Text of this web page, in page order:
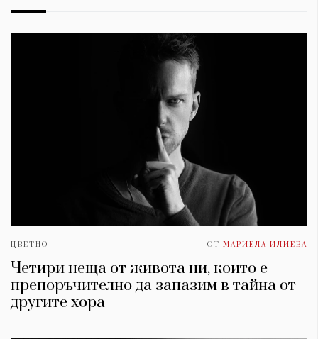
ЦВЕТНО ОТ МАРИЕЛА ИЛИЕВА
Четири неща от живота ни, които е
препоръчително да запазим в тайна от
другите хора